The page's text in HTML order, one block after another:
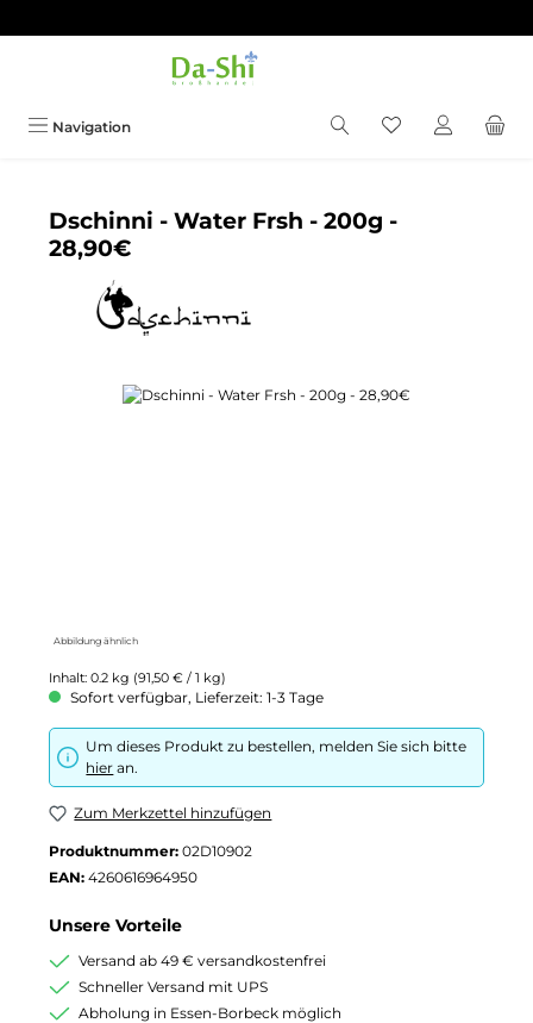
Navigation Du hast 0
Dschinni - Water Frsh - 200g -
28,90€
Bildergalerie überspringen
Abbildung ähnlich
Inhalt: 0.2 kg (91,50 € / 1 kg)
Sofort verfügbar, Lieferzeit: 1-3 Tage
Um dieses Produkt zu bestellen, melden Sie sich bitte
hier an.
Zum Merkzettel hinzufügen
Produktnummer: 02D10902
EAN: 4260616964950
Unsere Vorteile
Versand ab 49 € versandkostenfrei
Schneller Versand mit UPS
Abholung in Essen-Borbeck möglich